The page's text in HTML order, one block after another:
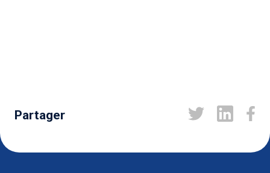
Partager